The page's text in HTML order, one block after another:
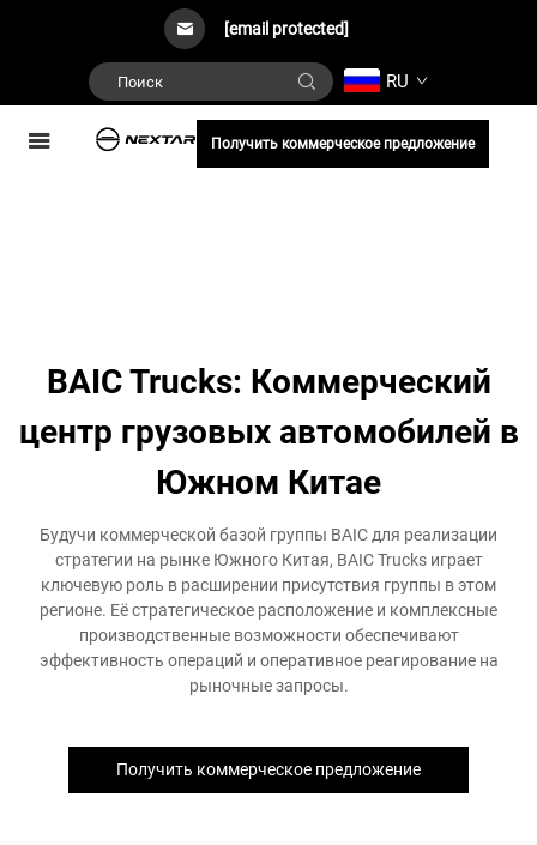
[email protected]
RU
Получить коммерческое предложение
BAIC Trucks: Коммерческий
центр грузовых автомобилей в
Южном Китае
Будучи коммерческой базой группы BAIC для реализации
стратегии на рынке Южного Китая, BAIC Trucks играет
ключевую роль в расширении присутствия группы в этом
регионе. Её стратегическое расположение и комплексные
производственные возможности обеспечивают
эффективность операций и оперативное реагирование на
рыночные запросы.
Получить коммерческое предложение